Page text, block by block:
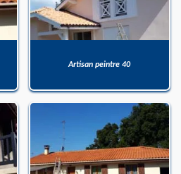
Artisan peintre 40